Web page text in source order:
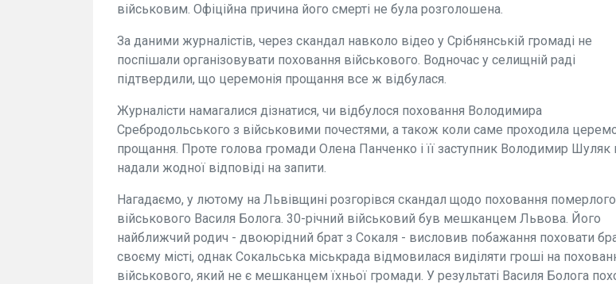
військовим. Офіційна причина його смерті не була розголошена.
За даними журналістів, через скандал навколо відео у Срібнянській громаді не
поспішали організовувати поховання військового. Водночас у селищній раді
підтвердили, що церемонія прощання все ж відбулася.
Журналісти намагалися дізнатися, чи відбулося поховання Володимира
Сребродольського з військовими почестями, а також коли саме проходила
прощання. Проте голова громади Олена Панченко і її заступник Володимир Шуляк
надали жодної відповіді на запити.
Нагадаємо, у лютому на Львівщині розгорівся скандал щодо поховання померлого
військового Василя Болога. 30-річний військовий був мешканцем Львова. Його
найближчий родич - двоюрідний брат з Сокаля - висловив побажання поховати
своєму місті, однак Сокальська міськрада відмовилася виділяти гроші на
військового, який не є мешканцем їхньої громади. У результаті Василя Болога